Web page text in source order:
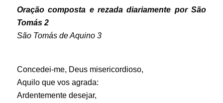
Oração composta e rezada diariamente por São
Tomás 2
São Tomás de Aquino 3
Concedei-me, Deus misericordioso,
Aquilo que vos agrada:
Ardentemente desejar,